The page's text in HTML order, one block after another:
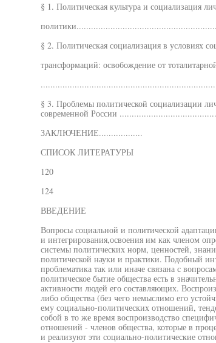
§ 1. Политическая культура и социализация
§ 2. Политическая социализация в условиях
трансформаций: освобождение от
§ 3. Проблемы политической социализации
современной России
ЗАКЛЮЧЕНИЕ..................
СПИСОК ЛИТЕРАТУРЫ
120
124
ВВЕДЕНИЕ
Вопросы социальной и политической
и интегрирования,освоения им как членом
системы политических норм, ценностей,
политической науки и практики. Подобный
проблематика так или иначе связана с
политическое бытие общества есть в
активности людей его составляющих.
либо общества (без чего немыслимо его
ему социально-политических отношений,
собой в то же время воспроизводство
отношений - членов общества, которые в
и реализуют эти социально-политические